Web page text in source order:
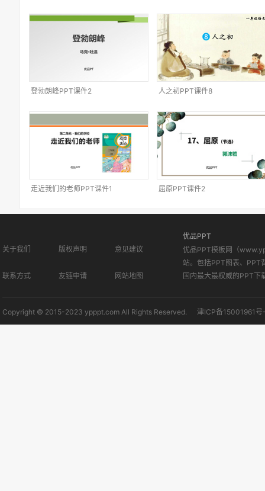
登勃朗峰PPT课件2 人之初PPT课件8
走近我们的老师PPT课件1 屈原PPT课件2
关于我们 版权声明 意见建议
联系方式 友链申请 网站地图
优品PPT
优品PPT模板网（
站。包括PPT图表、PPT
国内最大最权威的PPT下
Copyright © 2015-2023 ypppt.com All Rights Reserved. 津ICP备15001961号